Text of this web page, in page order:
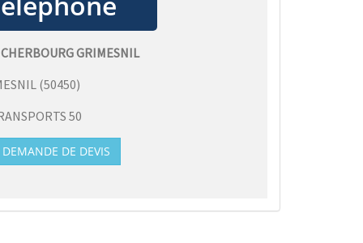
GRIMESNIL
(50450)
50
DE DEVIS